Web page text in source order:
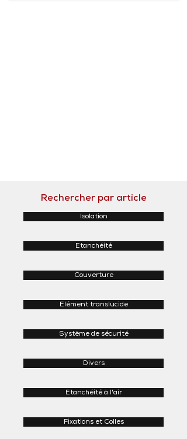
Rechercher par article
Isolation
Etanchéité
Couverture
Elément translucide
Système de sécurité
Divers
Etanchéité à l'air
Fixations et Colles